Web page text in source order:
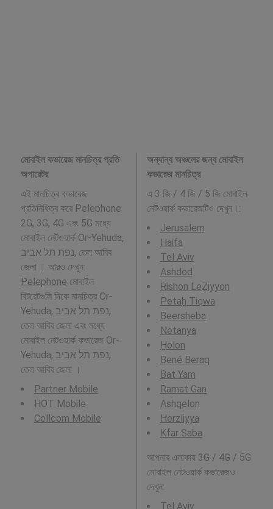
মোবাইল কভারেজ মানচিত্র প্রতি
অপারেটর
এই মানচিত্র কভারেজ
প্রতিনিধিত্ব করে Pelephone
2G, 3G, 4G এবং 5G মধ্যে
মোবাইল নেটওয়ার্ক Or-Yehuda,
נפת תל אביב, তেল আবিব
জেলা । আরও দেখুন:
Pelephone মোবাইল
বিটরেটগুলি দিকে মানচিত্র Or-
Yehuda, נפת תל אביב,
তেল আবিব জেলা এবং মধ্যে
মোবাইল নেটওয়ার্ক কভারেজ Or-
Yehuda, נפת תל אביב,
তেল আবিব জেলা ।
Partner Mobile
HOT Mobile
Cellcom Mobile
অন্যান্য অঞ্চলের জন্য মোবাইল
কভারেজ মানচিত্র
এ 3 জি / 4 জি / 5 জি মোবাইল
নেটওয়ার্ক কভারেজটিও দেখুন।:
Jerusalem
Haifa
Tel Aviv
Ashdod
Rishon LeẔiyyon
Petaẖ Tiqwa
Beersheba
Netanya
H̱olon
Bené Beraq
Bat Yam
Ramat Gan
Ashqelon
Herzliyya
Kfar Saba
আপনার এলাকায় 3G / 4G / 5G
মোবাইল নেটওয়ার্ক কভারেজও
দেখুন:
Tel Aviv